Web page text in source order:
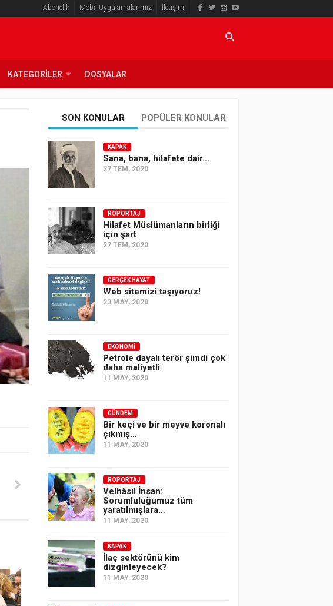
Abonelik Mobil Uygulamalarımız İletişim
KATEGORILER DOSYALAR
SON KONULAR POPÜLER KONULAR
KAPAK
Sana, bana, hilafete dair…
27 TEM, 2020
RÖPORTAJ
Hilafet Müslümanların birliği
için şart
27 TEM, 2020
GERÇEK HAYAT
Web sitemizi taşıyoruz!
23 MAY, 2020
EKONOMI
Petrole dayalı terör şimdi çok
daha maliyetli
11 MAY, 2020
GÜNDEM
Bir keçi ve bir meyve koronalı
çıkmış…
11 MAY, 2020
RÖPORTAJ
Velhâsıl İnsan:
Sorumluluğumuz tüm
yaratılmışlara…
11 MAY, 2020
KAPAK
İlaç sektörünü kim
dizginleyecek?
11 MAY, 2020